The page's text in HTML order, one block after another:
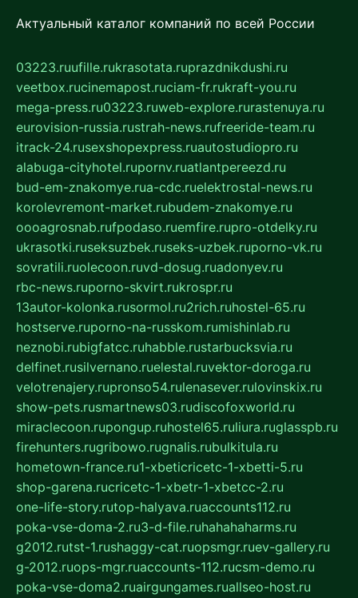
Актуальный каталог компаний по всей России
03223.ruufille.rukrasotata.ruprazdnikdushi.ru
veetbox.rucinemapost.ruciam-fr.rukraft-you.ru
mega-press.ru03223.ruweb-explore.rurastenuya.ru
eurovision-russia.rustrah-news.rufreeride-team.ru
itrack-24.rusexshopexpress.ruautostudiopro.ru
alabuga-cityhotel.rupornv.ruatlantpereezd.ru
bud-em-znakomye.rua-cdc.ruelektrostal-news.ru
korolevremont-market.rubudem-znakomye.ru
oooagrosnab.rufpodaso.ruemfire.rupro-otdelky.ru
ukrasotki.ruseksuzbek.ruseks-uzbek.ruporno-vk.ru
sovratili.ruolecoon.ruvd-dosug.ruadonyev.ru
rbc-news.ruporno-skvirt.rukrospr.ru
13autor-kolonka.rusormol.ru2rich.ruhostel-65.ru
hostserve.ruporno-na-russkom.rumishinlab.ru
neznobi.rubigfatcc.ruhabble.rustarbucksvia.ru
delfinet.rusilvernano.ruelestal.ruvektor-doroga.ru
velotrenajery.rupronso54.rulenasever.rulovinskix.ru
show-pets.rusmartnews03.rudiscofoxworld.ru
miraclecoon.rupongup.ruhostel65.ruliura.ruglasspb.ru
firehunters.rugribowo.rugnalis.rubulkitula.ru
hometown-france.ru1-xbeticricetc-1-xbetti-5.ru
shop-garena.rucricetc-1-xbetr-1-xbetcc-2.ru
one-life-story.rutop-halyava.ruaccounts112.ru
poka-vse-doma-2.ru3-d-file.ruhahahaharms.ru
g2012.rutst-1.rushaggy-cat.ruopsmgr.ruev-gallery.ru
g-2012.ruops-mgr.ruaccounts-112.rucsm-demo.ru
poka-vse-doma2.ruairgungames.ruallseo-host.ru